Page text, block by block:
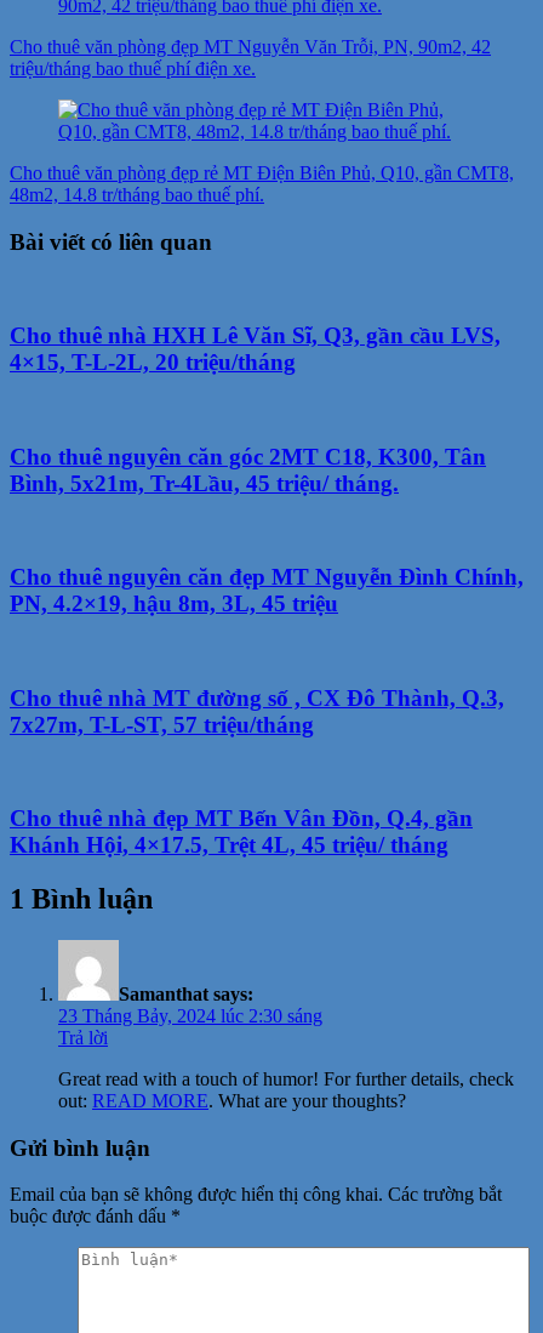
Cho thuê văn phòng đẹp MT Nguyễn Văn Trỗi, PN, 90m2, 42
triệu/tháng bao thuế phí điện xe.
Cho thuê văn phòng đẹp rẻ MT Điện Biên Phủ, Q10, gần CMT8,
48m2, 14.8 tr/tháng bao thuế phí.
Bài viết có liên quan
Cho thuê nhà HXH Lê Văn Sĩ, Q3, gần cầu LVS,
4×15, T-L-2L, 20 triệu/tháng
Cho thuê nguyên căn góc 2MT C18, K300, Tân
Bình, 5x21m, Tr-4Lầu, 45 triệu/ tháng.
Cho thuê nguyên căn đẹp MT Nguyễn Đình Chính,
PN, 4.2×19, hậu 8m, 3L, 45 triệu
Cho thuê nhà MT đường số , CX Đô Thành, Q.3,
7x27m, T-L-ST, 57 triệu/tháng
Cho thuê nhà đẹp MT Bến Vân Đồn, Q.4, gần
Khánh Hội, 4×17.5, Trệt 4L, 45 triệu/ tháng
1 Bình luận
Samanthat says:
23 Tháng Bảy, 2024 lúc 2:30 sáng
Trả lời
Great read with a touch of humor! For further details, check
out: READ MORE. What are your thoughts?
Gửi bình luận
Email của bạn sẽ không được hiển thị công khai. Các trường bắt
buộc được đánh dấu *